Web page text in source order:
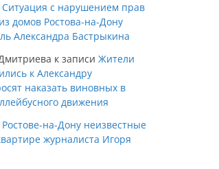
Ситуация с нарушением прав
домов Ростова-на-Дону
Александра Бастрыкина
к записи Жители
к Александру
наказать виновных в
движения
Ростове-на-Дону неизвестные
журналиста Игоря